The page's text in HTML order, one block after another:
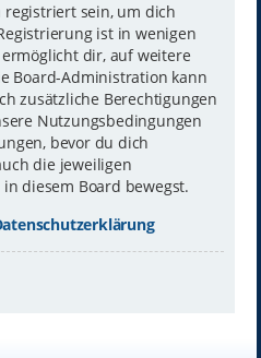
registriert sein, um dich
ist in wenigen
dir, auf weitere
Board-Administration kann
zusätzliche Berechtigungen
Nutzungsbedingungen
bevor du dich
die jeweiligen
diesem Board bewegst.